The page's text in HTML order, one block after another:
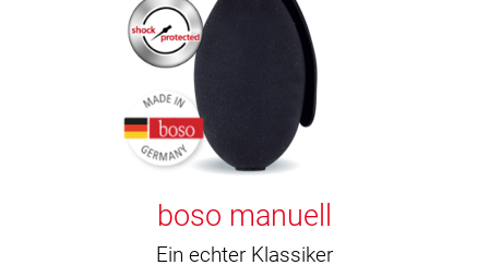
boso manuell
Ein echter Klassiker